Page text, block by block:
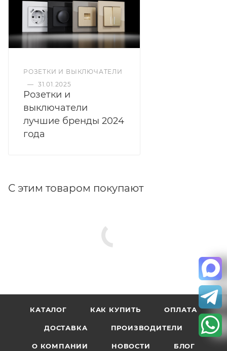
РОЗЕТКИ И ВЫКЛЮЧАТЕЛИ
— 31.01.2025
Розетки и
выключатели
лучшие бренды 2024
года
С этим товаром покупают
КАТАЛОГ КАК КУПИТЬ ОПЛАТА
ДОСТАВКА ПРОИЗВОДИТЕЛИ
О КОМПАНИИ НОВОСТИ БЛОГ